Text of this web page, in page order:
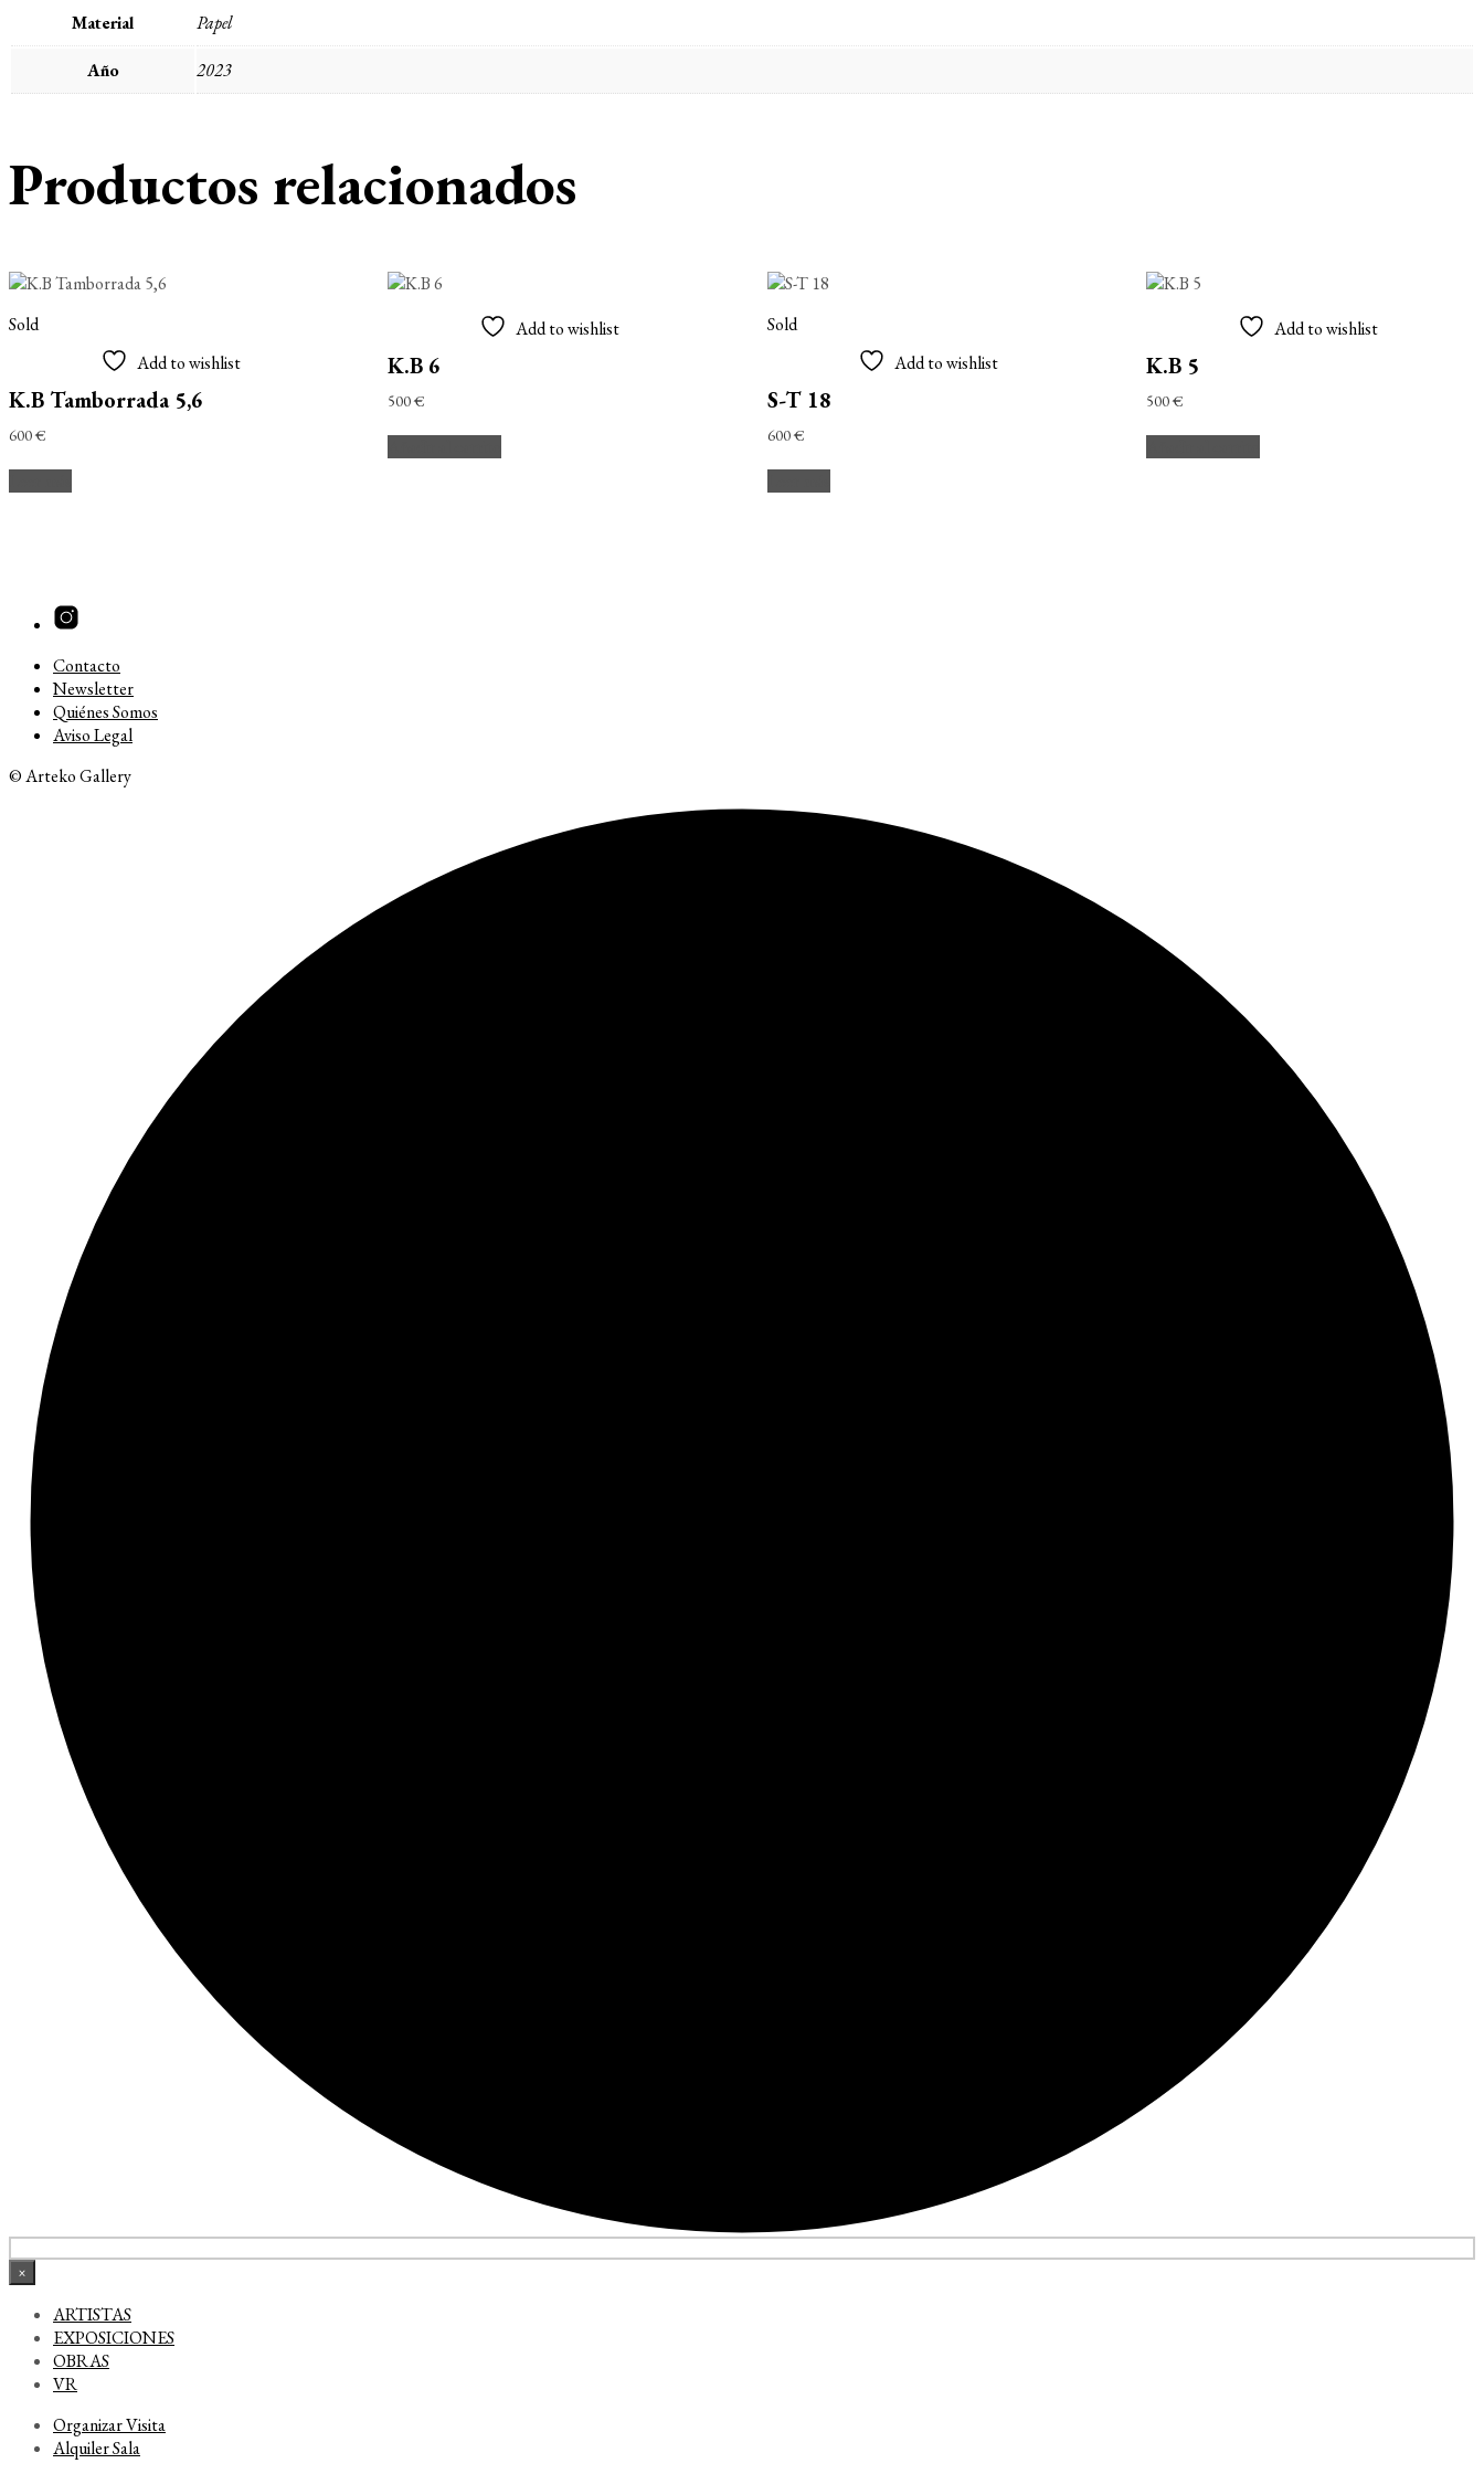
Material Papel
Año 2023
Productos relacionados
Sold
Add to wishlist
K.B Tamborrada 5,6
600€
Add to wishlist
K.B 6
500€
Sold
Add to wishlist
S-T 18
600€
Add to wishlist
K.B 5
500€
Contacto
Newsletter
Quiénes Somos
Aviso Legal
© Arteko Gallery
×
ARTISTAS
EXPOSICIONES
OBRAS
VR
Organizar Visita
Alquiler Sala